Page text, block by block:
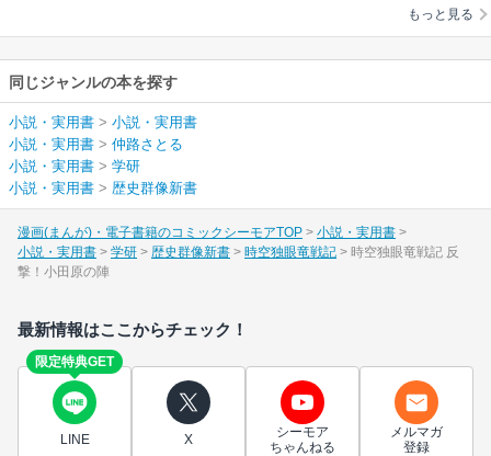
もっと見る
同じジャンルの本を探す
小説・実用書 > 小説・実用書
小説・実用書 > 仲路さとる
小説・実用書 > 学研
小説・実用書 > 歴史群像新書
漫画(まんが)・電子書籍のコミックシーモアTOP
小説・実用書
小説・実用書
学研 歴史群像新書 時空独眼竜戦記
時空独眼竜戦記 反
撃！小田原の陣
最新情報はここからチェック！
限定特典GET
LINE X
シーモア
ちゃんねる
メルマガ
登録